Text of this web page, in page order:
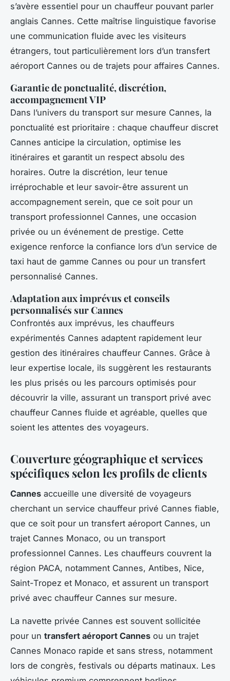
s’avère essentiel pour un chauffeur pouvant parler
anglais Cannes. Cette maîtrise linguistique favorise
une communication fluide avec les visiteurs
étrangers, tout particulièrement lors d’un transfert
aéroport Cannes ou de trajets pour affaires Cannes.
Garantie de ponctualité, discrétion,
accompagnement VIP
Dans l’univers du transport sur mesure Cannes, la
ponctualité est prioritaire : chaque chauffeur discret
Cannes anticipe la circulation, optimise les
itinéraires et garantit un respect absolu des
horaires. Outre la discrétion, leur tenue
irréprochable et leur savoir-être assurent un
accompagnement serein, que ce soit pour un
transport professionnel Cannes, une occasion
privée ou un événement de prestige. Cette
exigence renforce la confiance lors d’un service de
taxi haut de gamme Cannes ou pour un transfert
personnalisé Cannes.
Adaptation aux imprévus et conseils
personnalisés sur Cannes
Confrontés aux imprévus, les chauffeurs
expérimentés Cannes adaptent rapidement leur
gestion des itinéraires chauffeur Cannes. Grâce à
leur expertise locale, ils suggèrent les restaurants
les plus prisés ou les parcours optimisés pour
découvrir la ville, assurant un transport privé avec
chauffeur Cannes fluide et agréable, quelles que
soient les attentes des voyageurs.
Couverture géographique et services
spécifiques selon les profils de clients
Cannes accueille une diversité de voyageurs
cherchant un service chauffeur privé Cannes fiable,
que ce soit pour un transfert aéroport Cannes, un
trajet Cannes Monaco, ou un transport
professionnel Cannes. Les chauffeurs couvrent la
région PACA, notamment Cannes, Antibes, Nice,
Saint-Tropez et Monaco, et assurent un transport
privé avec chauffeur Cannes sur mesure.
La navette privée Cannes est souvent sollicitée
pour un transfert aéroport Cannes ou un trajet
Cannes Monaco rapide et sans stress, notamment
lors de congrès, festivals ou départs matinaux. Les